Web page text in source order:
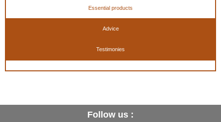
Essential products
Advice
Testimonies
Follow us :